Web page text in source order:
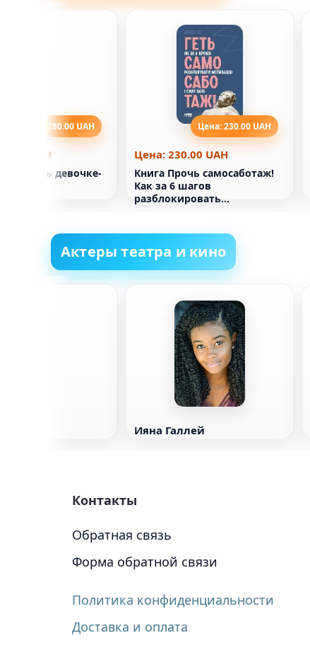
Цена: 280.00 UAH
UAH
помочь девочке-
Цена: 230.00 UAH
Цена: 230.00 UAH
Книга Прочь самосаботаж!
Как за 6 шагов
разблокировать
Актеры театра и кино
Ияна Галлей
Контакты
Обратная связь
Форма обратной связи
Политика конфиденциальности
Доставка и оплата